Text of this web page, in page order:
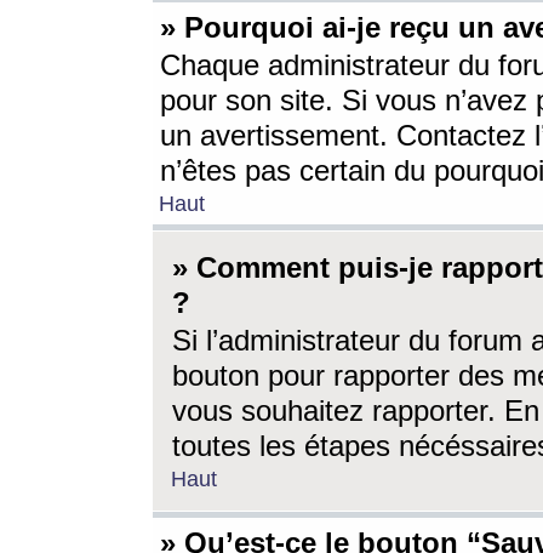
» Pourquoi ai-je reçu un
Chaque administrateur du
pour son site. Si vous
un avertissement. Contactez
n’êtes pas certain du
Haut
» Comment puis-je
?
Si l’administrateur du forum
bouton pour rapporter des
vous souhaitez rapporter.
toutes les étapes
Haut
» Qu’est-ce le bouton